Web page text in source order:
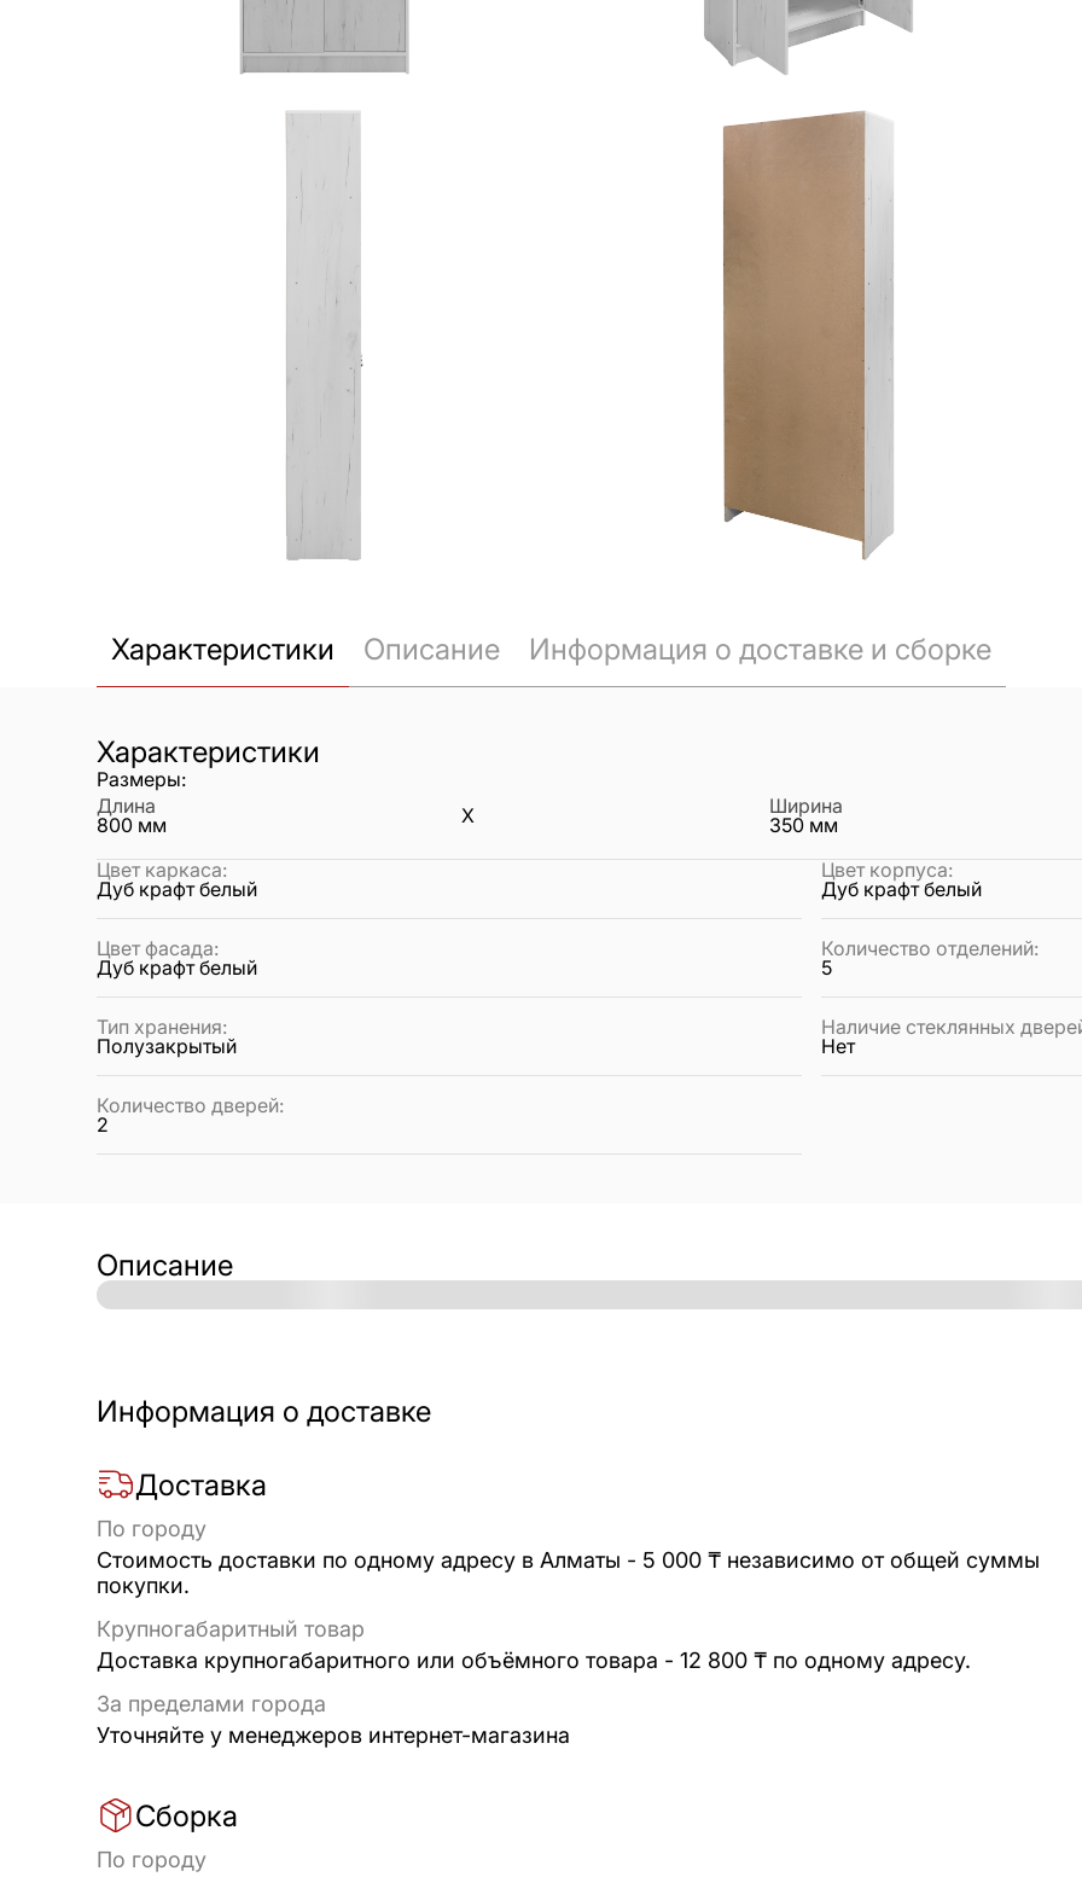
Характеристики Описание Информация о доставке и сборке
Характеристики
Размеры:
Длина
800 мм X
Ширина
350 мм
Цвет каркаса:
Дуб крафт белый
Цвет корпуса:
Дуб крафт белый
Цвет фасада:
Дуб крафт белый
Количество отделений:
5
Тип хранения:
Полузакрытый
Наличие стеклянных
Нет
Количество дверей:
2
Описание
Информация о доставке
Доставка
По городу
Стоимость доставки по одному адресу в Алматы - 5 000 ₸ независимо от общей суммы
покупки.
Крупногабаритный товар
Доставка крупногабаритного или объёмного товара - 12 800 ₸ по одному адресу.
За пределами города
Уточняйте у менеджеров интернет-магазина
Сборка
По городу